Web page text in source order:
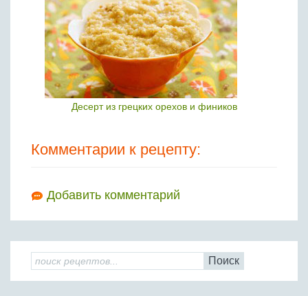
Десерт из грецких орехов и фиников
Комментарии к рецепту:
Добавить комментарий
Поиск